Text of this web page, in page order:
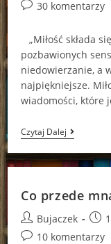
Post30 komentarzy
„Miłość składa
pozbawionych
niedowierzanie, a
najpiękniejsze.
wiadomości, które
Czytaj DalejChwila
Szczęścia?
Co przede
Post
author:
Bujaczek
Post
Post10 komentarzy